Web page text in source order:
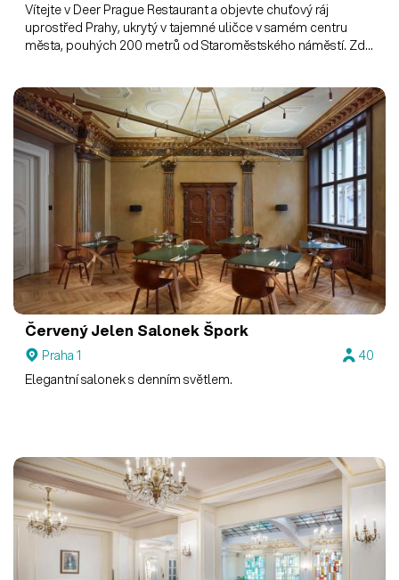
Vítejte v Deer Prague Restaurant a objevte chuťový ráj
uprostřed Prahy, ukrytý v tajemné uličce v samém centru
města, pouhých 200 metrů od Staroměstského náměstí. Zde
nechávají ožít tradiční kuchyni našich předků s nádechem
moderní doby. Menu obsahuje zvěřinu a vybraná jídla české i
mezinárodní kuchyně.
Červený Jelen Salonek Špork
Praha 1
40
Elegantní salonek s denním světlem.